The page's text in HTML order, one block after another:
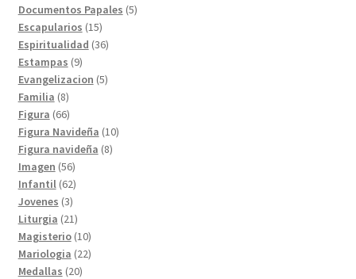
productos
Documentos Papales 55
Escapularios 1515
productos
Espiritualidad 3636
Estampas 99
productos
Evangelizacion 55
Familia 88
productos
Figura 6666
productos
Figura Navideña 1010
Figura navideña 88
Imagen 5656
productos
Infantil 6262
productos
Jovenes 33
productos
Liturgia 2121
productos
Magisterio 1010
productos
Mariologia 2222
Medallas 2020